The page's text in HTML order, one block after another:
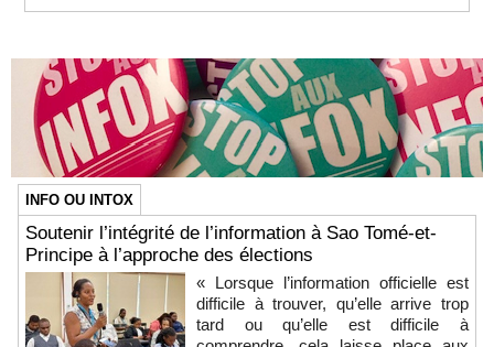
INFO OU INTOX
Soutenir l’intégrité de l’information à Sao Tomé-et-
Principe à l’approche des élections
« Lorsque l’information officielle est
difficile à trouver, qu’elle arrive trop
tard ou qu’elle est difficile à